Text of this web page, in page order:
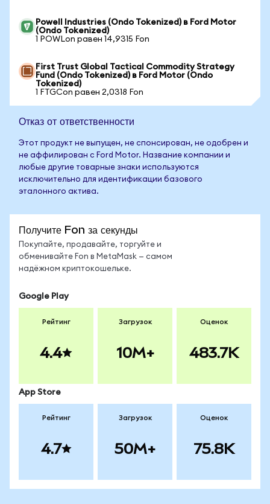
Powell Industries (Ondo Tokenized) в Ford Motor
(Ondo Tokenized)
1 POWLon равен 14,9315 Fon
First Trust Global Tactical Commodity Strategy
Fund (Ondo Tokenized) в Ford Motor (Ondo
Tokenized)
1 FTGCon равен 2,0318 Fon
Отказ от ответственности
Этот продукт не выпущен, не спонсирован, не одобрен и
не аффилирован с Ford Motor. Название компании и
любые другие товарные знаки используются
исключительно для идентификации базового
эталонного актива.
Получите Fon за секунды
Покупайте, продавайте, торгуйте и
обменивайте Fon в MetaMask — самом
надёжном криптокошельке.
Google Play
Рейтинг
4.4
Загрузок
10M+
Оценок
483.7K
App Store
Рейтинг
4.7
Загрузок
50M+
Оценок
75.8K